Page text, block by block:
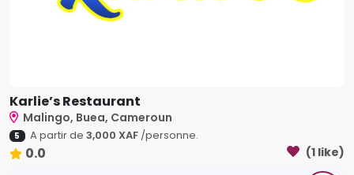
Karlie’s Restaurant
Malingo, Buea, Cameroun
5 A partir de 3,000 XAF/personne.
0.0 (1 like)